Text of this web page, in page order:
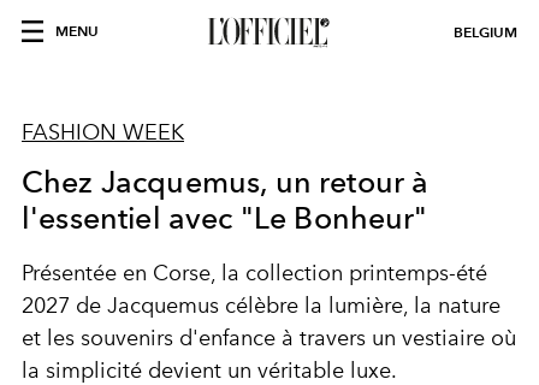
MENU BELGIUM
FASHION WEEK
Chez Jacquemus, un retour à
l'essentiel avec "Le Bonheur"
Présentée en Corse, la collection printemps-été
2027 de Jacquemus célèbre la lumière, la nature
et les souvenirs d'enfance à travers un vestiaire où
la simplicité devient un véritable luxe.